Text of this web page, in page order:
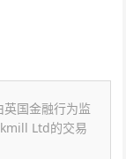
国金融行为监
Ltd的交易